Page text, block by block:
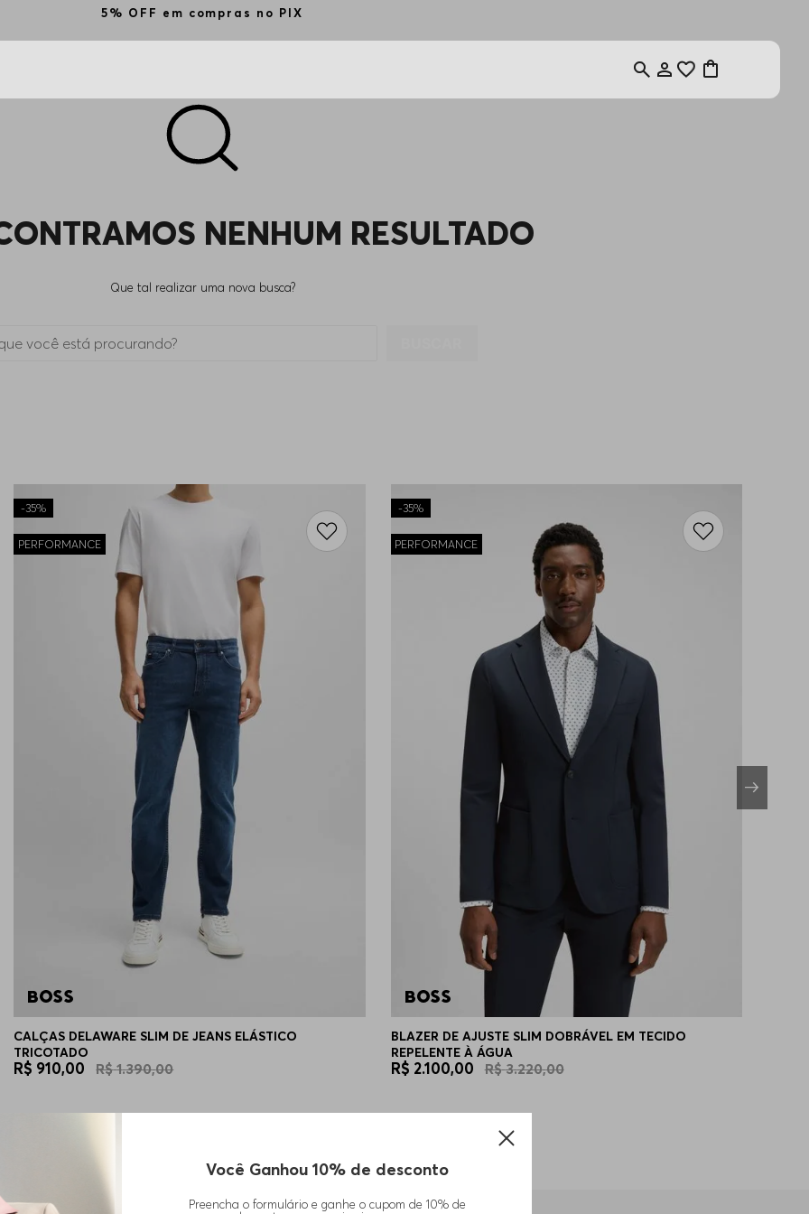
5% OFF em compras no PIX
Você Ganhou 10% de desconto
Preencha o formulário e ganhe o cupom de 10% de
NENHUM RESULTADO
Que tal realizar uma nova busca?
-35%
PERFORMANCE
CALÇAS DELAWARE SLIM DE JEANS ELÁSTICO
TRICOTADO
R$ 910,00 R$ 1.390,00
-35%
PERFORMANCE
BLAZER DE AJUSTE SLIM DOBRÁVEL EM TECIDO
REPELENTE À ÁGUA
R$ 2.100,00 R$ 3.220,00